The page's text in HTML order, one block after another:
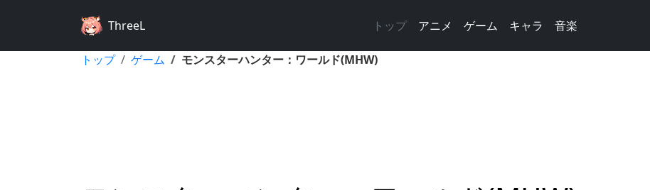
ThreeL トップ アニメ ゲーム キャラ 音楽
トップ ゲーム モンスターハンター：ワールド(MHW)